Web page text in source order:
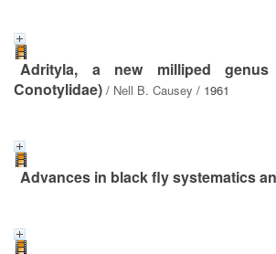
Adrityla, a new milliped genus
Conotylidae) / Nell B. Causey / 1961
Advances in black fly systematics